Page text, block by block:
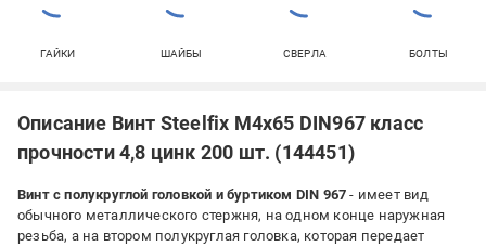
ГАЙКИ ШАЙБЫ СВЕРЛА БОЛТЫ
Описание Винт Steelfix М4х65 DIN967 класс
прочности 4,8 цинк 200 шт. (144451)
Винт с полукруглой головкой и буртиком DIN 967 - имеет вид
обычного металлического стержня, на одном конце наружная
резьба, а на втором полукруглая головка, которая передает